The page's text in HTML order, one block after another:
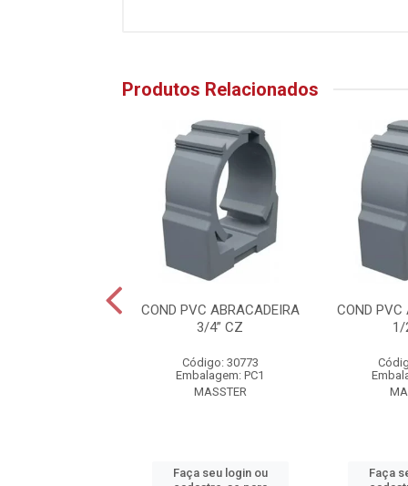
Produtos Relacionados
COND PVC ABRACADEIRA
3/4” CZ
Código: 30773
Embalagem: PC1
MASSTER
Faça seu login ou
COND PVC
1/
Faça